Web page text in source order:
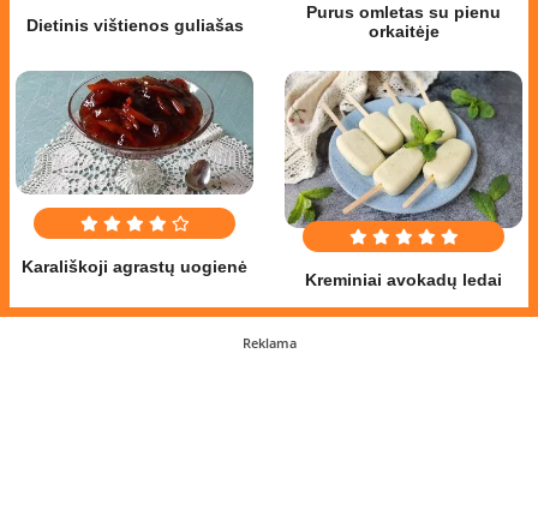
Dietinis vištienos guliašas
Purus omletas su pienu
orkaitėje
Karališkoji agrastų uogienė
Kreminiai avokadų ledai
Reklama